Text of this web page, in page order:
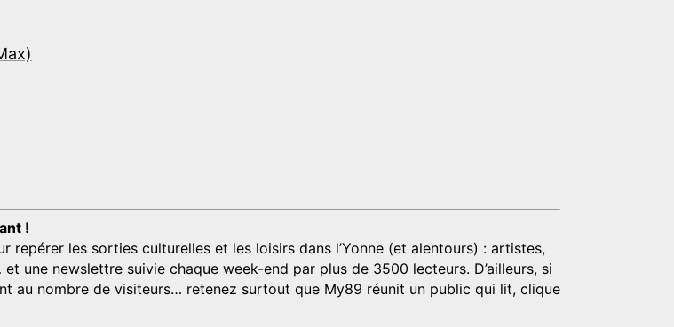
!
repérer les sorties culturelles et les loisirs dans l’Yonne (et alentours) : artistes,
une newslettre suivie chaque week-end par plus de 3500 lecteurs. D’ailleurs, si
au nombre de visiteurs… retenez surtout que My89 réunit un public qui lit, clique